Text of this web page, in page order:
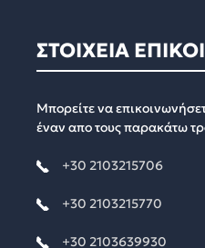
ΣΤΟΙΧΕΙΑ
Μπορείτε να
έναν απο τους παρακάτω
+30 2103215706
+30 2103215770
+30 2103639930